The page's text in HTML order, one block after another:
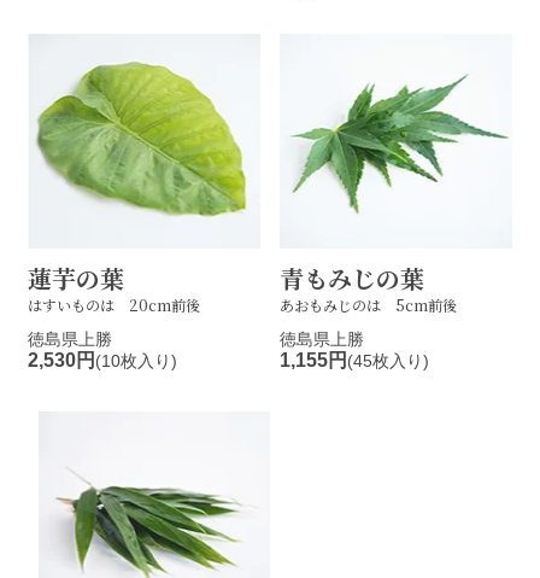
蓮芋の葉
はすいものは 20cm前後
徳島県上勝
2,530円 (10枚入り)
青もみじの葉
あおもみじのは 5cm前後
徳島県上勝
1,155円 (45枚入り)